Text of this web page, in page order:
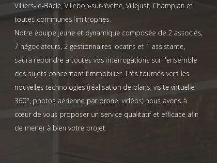
Villiers-le-Bâcle, Villebon-sur-Yvette, Villejust, Champlan et
toutes communes limitrophes.
Notre équipe jeune et dynamique composée de 2 associés,
7 négociateurs, 2 gestionnaires locatifs et 1 assistante,
saura répondre à toutes vos interrogations sur l'ensemble
des sujets concernant l’immobilier. Très tournés vers les
nouvelles technologies (réalisation de plans, visite virtuelle
360°, photos aérienne par drone, vidéos) nous avons à
cœur de vous proposer un service qualitatif et efficace afin
de mener à bien votre projet.